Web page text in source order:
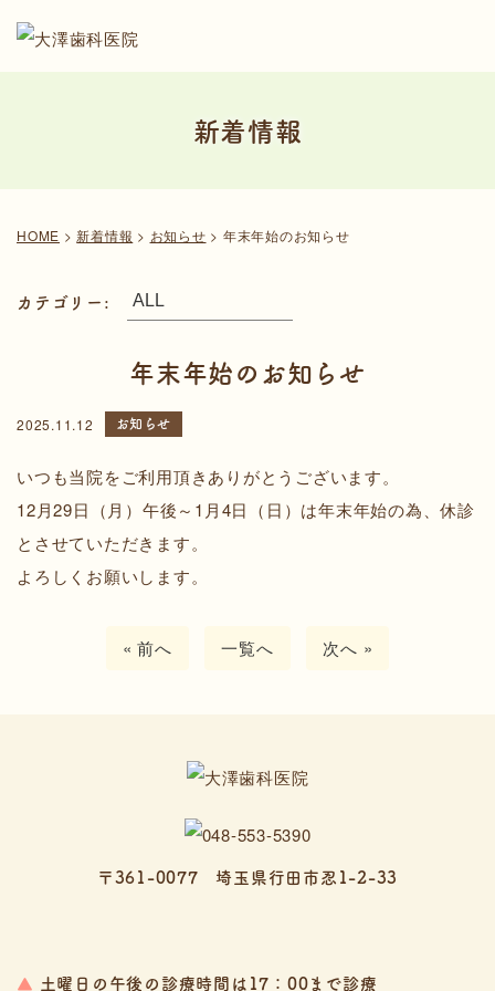
新着情報
HOME >新着情報 > お知らせ > 年末年始のお知らせ
カテゴリー:
年末年始のお知らせ
2025.11.12 お知らせ
いつも当院をご利用頂きありがとうございます。
12月29日（月）午後～1月4日（日）は年末年始の為、休診
とさせていただきます。
よろしくお願いします。
« 前へ 一覧へ 次へ »
〒361-0077 埼玉県行田市忍1-2-33
▲ 土曜日の午後の診療時間は17：00まで診療